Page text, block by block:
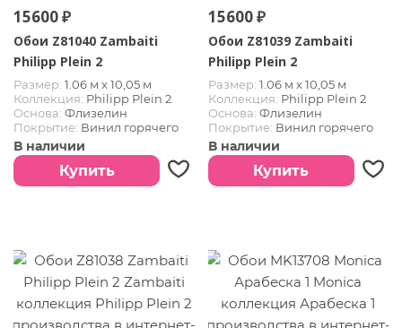
15600 ₽
Обои Z81040 Zambaiti
Philipp Plein 2
Размер: 1.06 м х 10,05 м
Коллекция: Philipp Plein 2
Основа: Флизелин
Покрытие: Винил горячего
тиснения
В наличии
Купить
15600 ₽
Обои Z81039 Zambaiti
Philipp Plein 2
Размер: 1.06 м х 10,05 м
Коллекция: Philipp Plein 2
Основа: Флизелин
Покрытие: Винил горячего
тиснения
В наличии
Купить